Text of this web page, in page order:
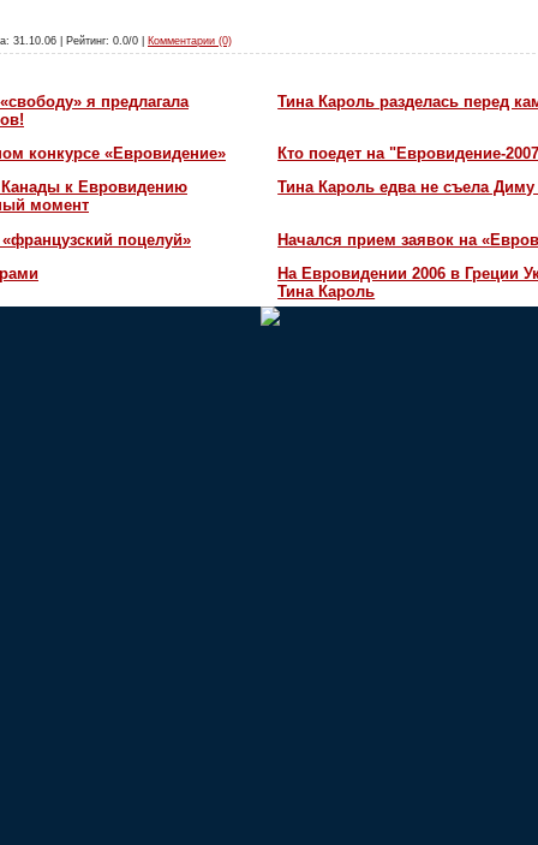
31.10.06 | Рейтинг: 0.0/0 | Комментарии (0)
я предлагала
Тина Кароль разделась перед
конкурсе «Евровидение»
Кто поедет на "Евровидение-
к Евровидению
момент
Тина Кароль едва не съела
поцелуй»
Начался прием заявок на
На Евровидении 2006 в Греции
Тина Кароль